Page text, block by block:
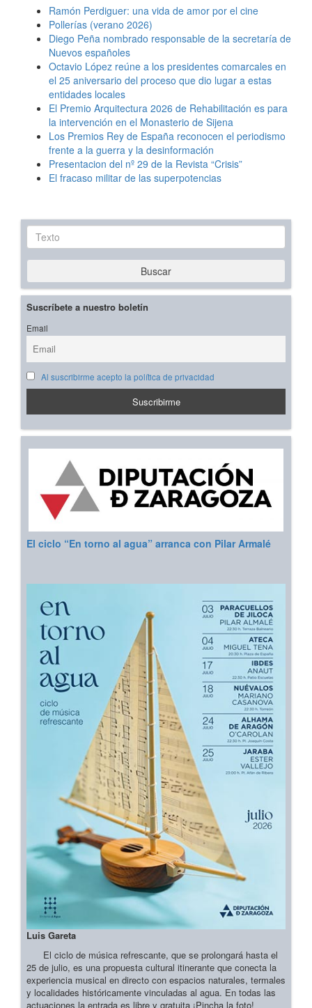
Ramón Perdiguer: una vida de amor por el cine
Pollerías (verano 2026)
Diego Peña nombrado responsable de la secretaría de
Nuevos españoles
Octavio López reúne a los presidentes comarcales en
el 25 aniversario del proceso que dio lugar a estas
entidades locales
El Premio Arquitectura 2026 de Rehabilitación es para
la intervención en el Monasterio de Sijena
Los Premios Rey de España reconocen el periodismo
frente a la guerra y la desinformación
Presentacion del nº 29 de la Revista “Crisis”
El fracaso militar de las superpotencias
Texto
Buscar
Suscríbete a nuestro boletín
Email
Al suscribirme acepto la política de privacidad
El ciclo “En torno al agua” arranca con Pilar Armalé
Luis Gareta
El ciclo de música refrescante, que se prolongará hasta el
25 de julio, es una propuesta cultural itinerante que conecta la
experiencia musical en directo con espacios naturales, termales
y localidades históricamente vinculadas al agua. En todas las
actuaciones la entrada es libre y gratuita ¡Pincha la foto!